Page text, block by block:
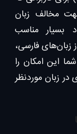
مخالف زبان
بسیار مناسب
زبان‌های فارسی،
این امکان را
زبان موردنظر